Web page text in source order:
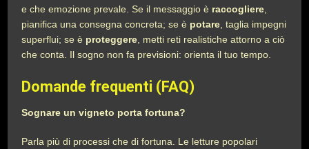
e che emozione prevale. Se il messaggio è raccogliere
pianifica una consegna concreta; se è potare , taglia impegni
superflui; se è proteggere , metti reti realistiche attorno a ciò
che conta. Il sogno non fa previsioni: orienta il tuo tempo.
Domande frequenti (FAQ)
Sognare un vigneto porta fortuna?
Parla più di processi che di fortuna. Le letture popolari